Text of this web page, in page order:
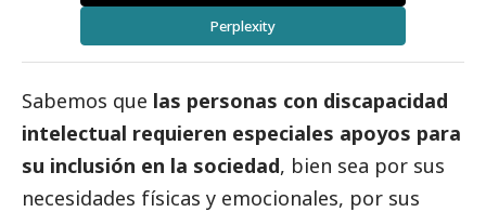
Perplexity
Sabemos que las personas con discapacidad
intelectual requieren especiales apoyos para
su inclusión en la sociedad, bien sea por sus
necesidades físicas y emocionales, por sus